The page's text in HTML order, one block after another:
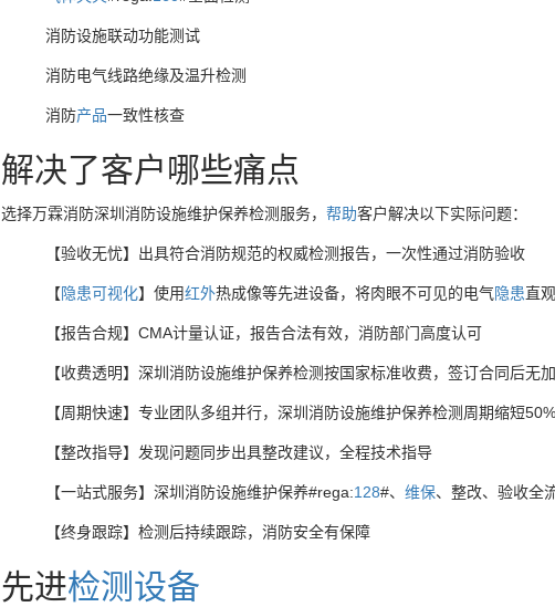
消防设施联动功能测试
消防电气线路绝缘及温升检测
消防产品一致性核查
解决了客户哪些痛点
选择万霖消防深圳消防设施维护保养检测服务， 帮助客户解决以下实际问题：
【验收无忧】出具符合消防规范的权威检测报告，一次性通过消防验收
【隐患可视化】使用红外热成像等先进设备，将肉眼不可见的电气隐患直
【报告合规】CMA计量认证，报告合法有效，消防部门高度认可
【收费透明】深圳消防设施维护保养检测按国家标准收费，签订合同后无
【周期快速】专业团队多组并行，深圳消防设施维护保养检测周期缩短50%
【整改指导】发现问题同步出具整改建议，全程技术指导
【一站式服务】深圳消防设施维护保养#rega:128#、 维保、整改、验收全
【终身跟踪】检测后持续跟踪，消防安全有保障
先进检测设备